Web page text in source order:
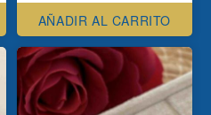
AÑADIR AL CARRITO